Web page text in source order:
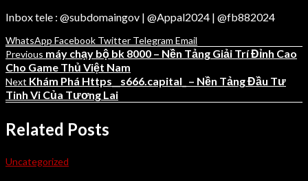
Inbox tele : @subdomaingov | @Appal2024 | @fb882024
WhatsApp Facebook Twitter Telegram Email
Previous máy chạy bộ bk 8000 – Nền Tảng Giải Trí Đỉnh Cao
Cho Game Thủ Việt Nam
Next Khám Phá Https__s666.capital_ – Nền Tảng Đầu Tư
Tinh Vi Của Tương Lai
Related Posts
Uncategorized